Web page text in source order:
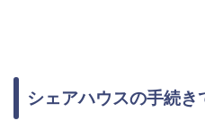
シェアハウスの手続き